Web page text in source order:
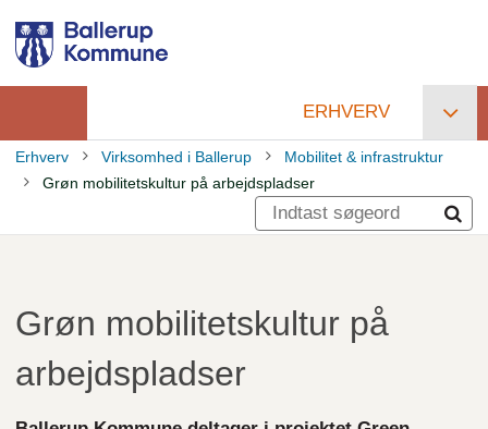
hovedindhold
Primær
navigation
ERHVERV
Brødkrumme
Erhverv Virksomhed i Ballerup
Mobilitet & infrastruktur
Grøn mobilitetskultur på arbejdspladser
Grøn mobilitetskultur på
arbejdspladser